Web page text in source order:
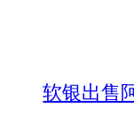
软银出售